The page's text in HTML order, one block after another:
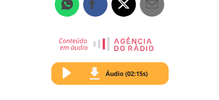
Áudio (02:15s)